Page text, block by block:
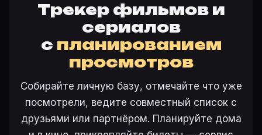
Трекер фильмов и
сериалов
с планированием
просмотров
Собирайте личную базу, отмечайте что уже
посмотрели, ведите совместный список с
друзьями или партнёром. Планируйте дома